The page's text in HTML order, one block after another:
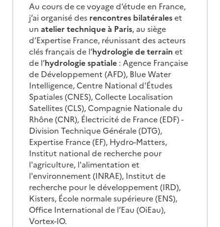
Au cours de ce voyage d’étude en France,
j’ai organisé des rencontres bilatéraleset
un atelier technique à Paris, au siège
d’Expertise France, réunissant des acteurs
clés français de l’hydrologie de terrain et
de l’hydrologie spatiale : Agence Française
de Développement (AFD), Blue Water
Intelligence, Centre National d'Études
Spatiales (CNES), Collecte Localisation
Satellites (CLS), Compagnie Nationale du
Rhône (CNR), Électricité de France (EDF) -
Division Technique Générale (DTG),
Expertise France (EF), Hydro-Matters,
Institut national de recherche pour
l'agriculture, l'alimentation et
l'environnement (INRAE), Institut de
recherche pour le développement (IRD),
Kisters, École normale supérieure (ENS),
Office International de l’Eau (OiEau),
Vortex-IO.